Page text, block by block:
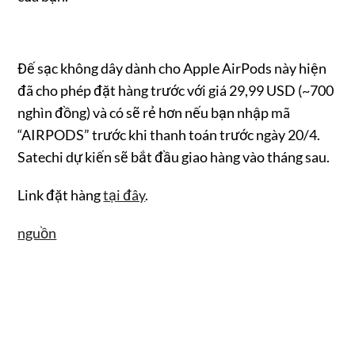
Đế sạc không dây dành cho Apple AirPods này hiện
đã cho phép đặt hàng trước với giá 29,99 USD (~700
nghìn đồng) và có sẽ rẻ hơn nếu bạn nhập mã
“AIRPODS” trước khi thanh toán trước ngày 20/4.
Satechi dự kiến sẽ bắt đầu giao hàng vào tháng sau.
Link đặt hàngtại đây.
nguồn